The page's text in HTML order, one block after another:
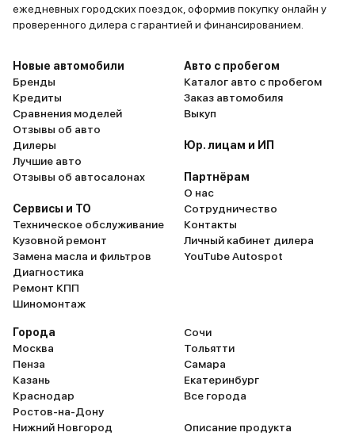
ежедневных городских поездок, оформив покупку онлайн у
проверенного дилера с гарантией и финансированием.
Новые автомобили
Бренды
Кредиты
Сравнения моделей
Отзывы об авто
Дилеры
Лучшие авто
Отзывы об автосалонах
Сервисы и ТО
Техническое обслуживание
Кузовной ремонт
Замена масла и фильтров
Диагностика
Ремонт КПП
Шиномонтаж
Авто с пробегом
Каталог авто с пробегом
Заказ автомобиля
Выкуп
Юр. лицам и ИП
Партнёрам
О нас
Сотрудничество
Контакты
Личный кабинет дилера
YouTube Autospot
Города
Москва
Пенза
Казань
Краснодар
Ростов-на-Дону
Нижний Новгород
Сочи
Тольятти
Самара
Екатеринбург
Все города
Описание продукта